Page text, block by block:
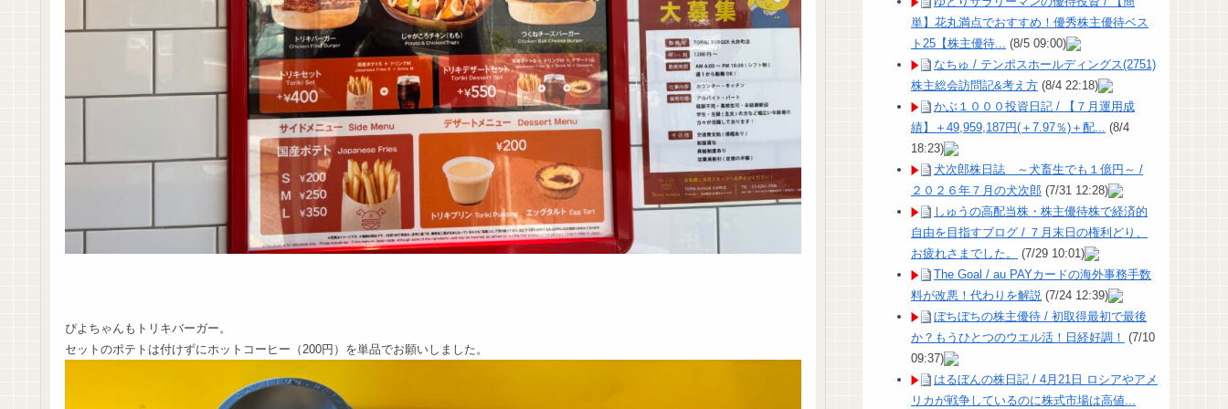
ぴよちゃんもトリキバーガー。
セットのポテトは付けずにホットコーヒー（200円）を単品でお願いしました。
単】花丸満点でおすすめ！優秀株主優待ベス
ト25【株主優待...
(8/5 09:00)
なちゅ / テンポスホールディングス(2751)
株主総会訪問記&考え方 (8/4 22:18)
かぶ１０００投資日記 / 【７月運用成
績】＋49,959,187円(＋7.97％)＋配...
(8/4
18:23)
犬次郎株日誌 ～犬畜生でも１億円～ /
２０２６年７月の犬次郎 (7/31 12:28)
しゅうの高配当株・株主優待株で経済的
自由を目指すブログ / ７月末日の権利どり、
お疲れさまでした。
(7/29 10:01)
The Goal / au PAYカードの海外事務手数
料が改悪！代わりを解説 (7/24 12:39)
ぼちぼちの株主優待 / 初取得最初で最後
か？もうひとつのウエル活！日経好調！ (7/10
09:37)
はるぼんの株日記 / 4月21日 ロシアやアメ
リカが戦争しているのに株式市場は高値...